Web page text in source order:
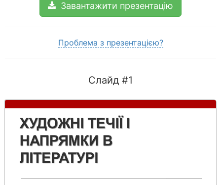
Завантажити презентацію
Проблема з презентацією?
Слайд #1